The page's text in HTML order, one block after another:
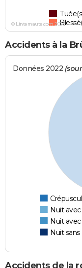
© Linternaute.com 2026
Accidents à la
Données 2022
Nuit
Nuit
Nuit sans
Accidents de la